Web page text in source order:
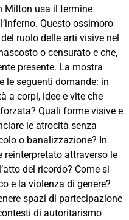
Milton usa il termine
Questo ossimoro
ruolo delle arti visive nel
o censurato e che,
presente. La mostra
le seguenti domande: in
a corpi, idee e vite che
Quali forme visive e
le atrocità senza
o banalizzazione? In
attraverso le
del ricordo? Come si
e la violenza di genere?
spazi di partecipazione
di autoritarismo